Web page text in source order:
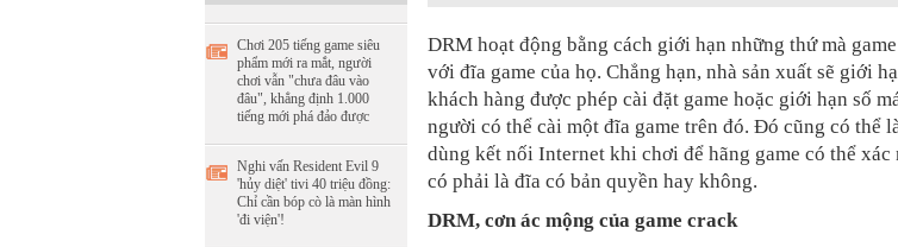
Chơi 205 tiếng game siêu
phẩm mới ra mắt, người
chơi vẫn "chưa đâu vào
đâu", khẳng định 1.000
tiếng mới phá đảo được
Nghi vấn Resident Evil 9
'hủy diệt' tivi 40 triệu đồng:
Chỉ cần bóp cò là màn hình
'đi viện'!
DRM hoạt động bằng cách giới hạn những thứ mà
với đĩa game của họ. Chẳng hạn, nhà sản xuất sẽ giới
khách hàng được phép cài đặt game hoặc giới hạn số
người có thể cài một đĩa game trên đó. Đó cũng có thể
dùng kết nối Internet khi chơi để hãng game có thể xác
có phải là đĩa có bản quyền hay không.
DRM, cơn ác mộng của game crack